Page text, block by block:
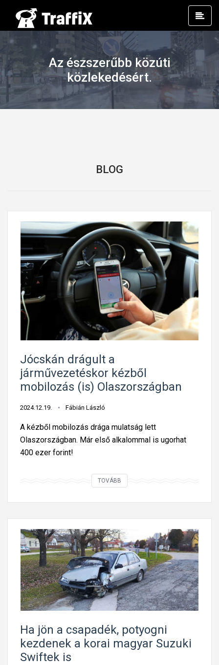
Az észszerűbb közúti
közlekedésért.
BLOG
Jócskán drágult a
járművezetéskor kézből
mobilozás (is) Olaszországban
2024.12.19. Fábián László
A kézből mobilozás drága mulatság lett
Olaszországban. Már első alkalommal is ugorhat
400 ezer forint!
TOVÁBB
c
s
á
n
d
r
á
g
l
t
Ha jön a csapadék, potyogni
kezdenek a korai magyar Suzuki
Swiftek is